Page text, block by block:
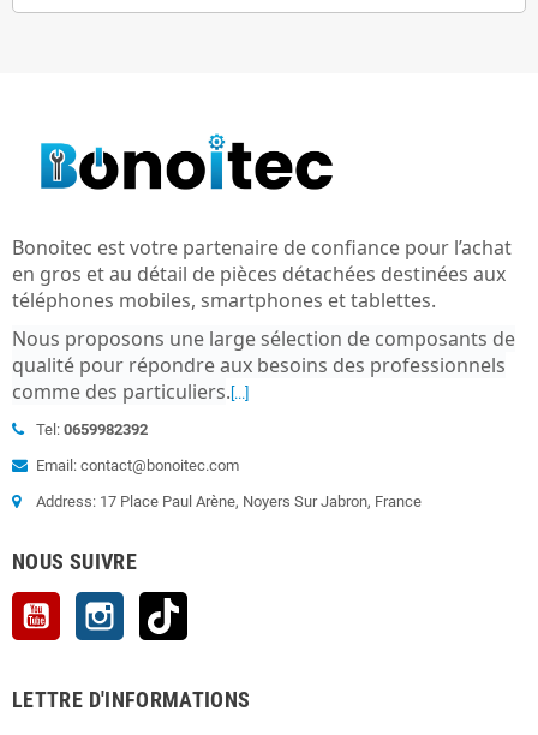
Bonoitec est votre partenaire de confiance pour l’achat
en gros et au détail de pièces détachées destinées aux
téléphones mobiles, smartphones et tablettes.
Nous proposons une large sélection de composants de
qualité pour répondre aux besoins des professionnels
comme des particuliers. [...]
Tel: 0659982392
Email: contact@bonoitec.com
Address: 17 Place Paul Arène, Noyers Sur Jabron, France
NOUS SUIVRE
YouTube Instagram
LETTRE D'INFORMATIONS